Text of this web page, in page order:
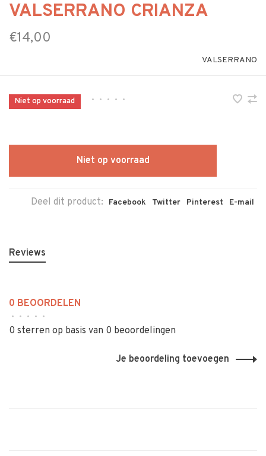
VALSERRANO CRIANZA
€14,00
VALSERRANO
Niet op voorraad • • • • •
Niet op voorraad
Deel dit product: Facebook Twitter Pinterest E-mail
Reviews
0 BEOORDELEN
• • • • •
0 sterren op basis van 0 beoordelingen
Je beoordeling toevoegen